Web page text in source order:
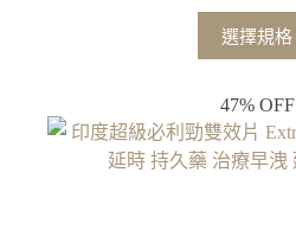
選擇規格
47% OFF